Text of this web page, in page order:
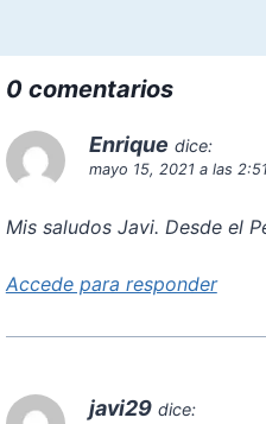
0 comentarios
Enrique dice:
mayo 15, 2021 a las
Mis saludos Javi. Desde el
Accede para responder
javi29 dice: